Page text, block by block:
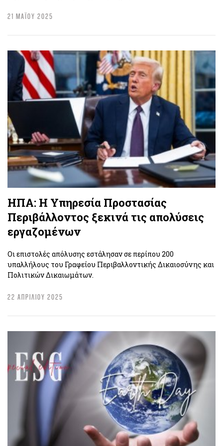
21 ΜΑΪΟΥ 2025
ΗΠΑ: Η Υπηρεσία Προστασίας
Περιβάλλοντος ξεκινά τις απολύσεις
εργαζομένων
Οι επιστολές απόλυσης εστάλησαν σε περίπου 200
υπαλλήλους του Γραφείου Περιβαλλοντικής Δικαιοσύνης και
Πολιτικών Δικαιωμάτων.
22 ΑΠΡΙΛΙΟΥ 2025